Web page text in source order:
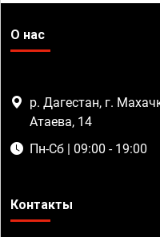
О нас
р. Дагестан, г.
Атаева, 14
Пн-Сб | 09:00 - 19:00
Контакты